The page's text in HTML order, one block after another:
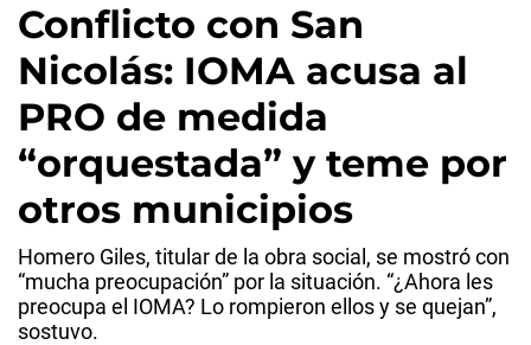
Conflicto con San
Nicolás: IOMA acusa al
PRO de medida
“orquestada” y teme por
otros municipios
Homero Giles, titular de la obra social, se mostró con
“mucha preocupación” por la situación. “¿Ahora les
preocupa el IOMA? Lo rompieron ellos y se quejan”,
sostuvo.